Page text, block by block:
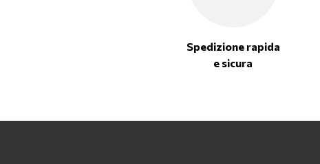
Spedizione rapida
e sicura